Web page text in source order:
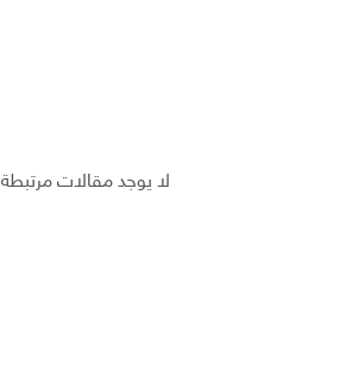
لا يوجد مقالات مرتبطة